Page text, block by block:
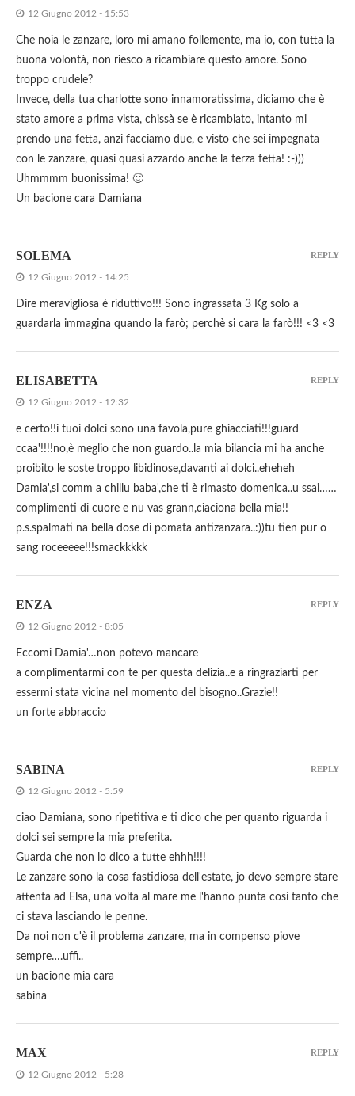
12 Giugno 2012 - 15:53
Che noia le zanzare, loro mi amano follemente, ma io, con tutta la
buona volontà, non riesco a ricambiare questo amore. Sono
troppo crudele?
Invece, della tua charlotte sono innamoratissima, diciamo che è
stato amore a prima vista, chissà se è ricambiato, intanto mi
prendo una fetta, anzi facciamo due, e visto che sei impegnata
con le zanzare, quasi quasi azzardo anche la terza fetta! :-)))
Uhmmmm buonissima! 🙂
Un bacione cara Damiana
SOLEMA
12 Giugno 2012 - 14:25
Dire meravigliosa è riduttivo!!! Sono ingrassata 3 Kg solo a
guardarla immagina quando la farò; perchè si cara la farò!!! <3 <3
REPLY
ELISABETTA
12 Giugno 2012 - 12:32
e certo!!i tuoi dolci sono una favola,pure ghiacciati!!!guard
ccaa'!!!!no,è meglio che non guardo..la mia bilancia mi ha anche
proibito le soste troppo libidinose,davanti ai dolci..eheheh
Damia',si comm a chillu baba',che ti è rimasto domenica..u ssai……
complimenti di cuore e nu vas grann,ciaciona bella mia!!
p.s.spalmati na bella dose di pomata antizanzara..:))tu tien pur o
sang roceeeee!!!smackkkkk
REPLY
ENZA
12 Giugno 2012 - 8:05
Eccomi Damia'…non potevo mancare
a complimentarmi con te per questa delizia..e a ringraziarti per
essermi stata vicina nel momento del bisogno..Grazie!!
un forte abbraccio
REPLY
SABINA
12 Giugno 2012 - 5:59
ciao Damiana, sono ripetitiva e ti dico che per quanto riguarda i
dolci sei sempre la mia preferita.
Guarda che non lo dico a tutte ehhh!!!!
Le zanzare sono la cosa fastidiosa dell'estate, jo devo sempre stare
attenta ad Elsa, una volta al mare me l'hanno punta così tanto che
ci stava lasciando le penne.
Da noi non c'è il problema zanzare, ma in compenso piove
sempre….uffi..
un bacione mia cara
sabina
REPLY
MAX
12 Giugno 2012 - 5:28
REPLY